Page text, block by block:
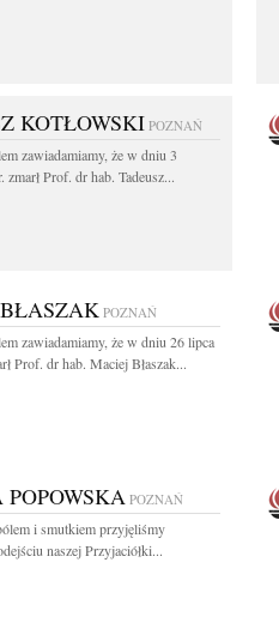
KOTŁOWSKI POZNAŃ
zawiadamiamy, że w dniu 3
zmarł Prof. dr hab. Tadeusz...
POZNAŃ
zawiadamiamy, że w dniu 26 lipca
Prof. dr hab. Maciej Błaszak...
POPOWSKA POZNAŃ
i smutkiem przyjęliśmy
naszej Przyjaciółki...